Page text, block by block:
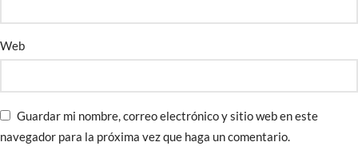
Web
Guardar mi nombre, correo electrónico y sitio web en este
navegador para la próxima vez que haga un comentario.